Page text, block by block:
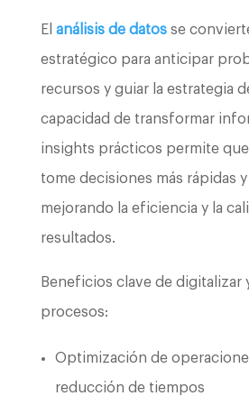
El análisis de datos se
estratégico para anticipar
recursos y guiar la estrategia
capacidad de transformar
insights prácticos permite
tome decisiones más rápidas
mejorando la eficiencia y la
resultados.
Beneficios clave de digitalizar
procesos:
Optimización de
reducción de tiempos